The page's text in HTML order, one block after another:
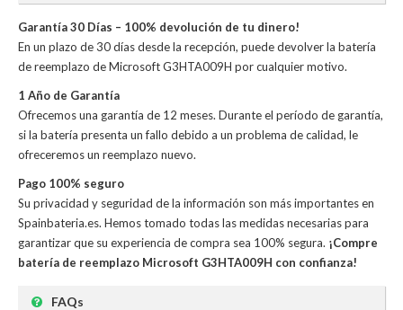
Garantía 30 Días – 100% devolución de tu dinero!
En un plazo de 30 días desde la recepción, puede devolver la batería
de reemplazo de Microsoft G3HTA009H por cualquier motivo.
1 Año de Garantía
Ofrecemos una garantía de 12 meses. Durante el período de garantía,
si la batería presenta un fallo debido a un problema de calidad, le
ofreceremos un reemplazo nuevo.
Pago 100% seguro
Su privacidad y seguridad de la información son más importantes en
Spainbateria.es. Hemos tomado todas las medidas necesarias para
garantizar que su experiencia de compra sea 100% segura. ¡Compre
batería de reemplazo Microsoft G3HTA009H con confianza!
FAQs